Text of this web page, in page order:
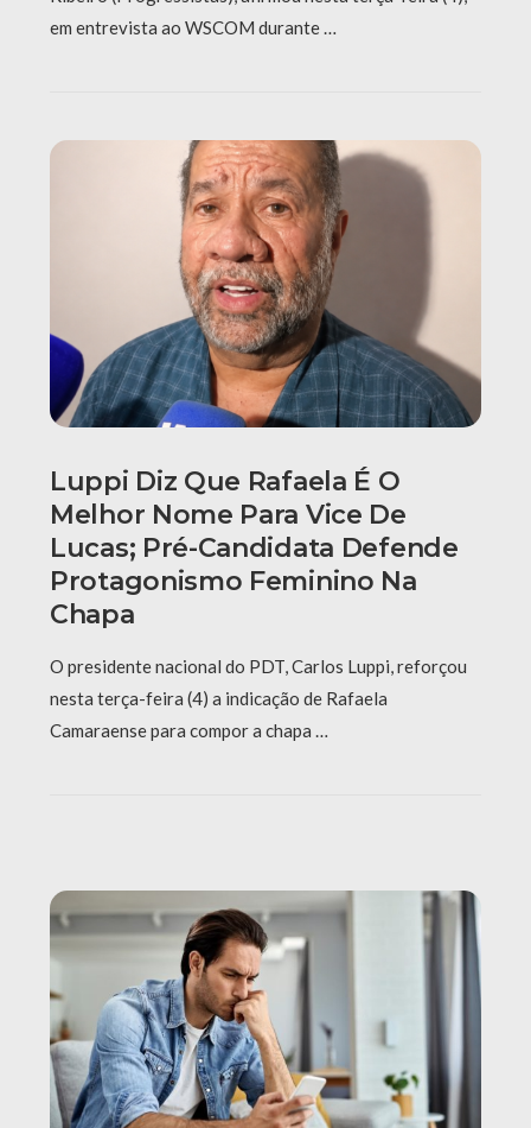
em entrevista ao WSCOM durante …
Luppi Diz Que Rafaela É O
Melhor Nome Para Vice De
Lucas; Pré-Candidata Defende
Protagonismo Feminino Na
Chapa
O presidente nacional do PDT, Carlos Luppi, reforçou
nesta terça-feira (4) a indicação de Rafaela
Camaraense para compor a chapa …